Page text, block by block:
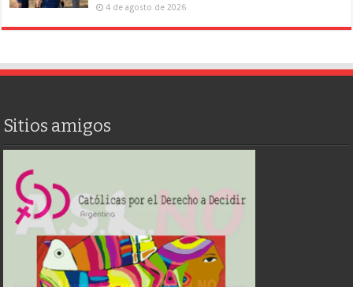
4 de agosto de 2026
Sitios amigos